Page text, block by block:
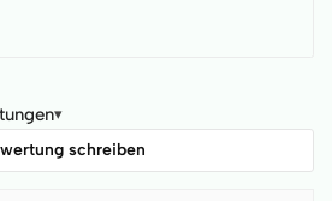
▾
schreiben